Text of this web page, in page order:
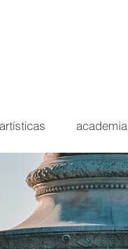
academia